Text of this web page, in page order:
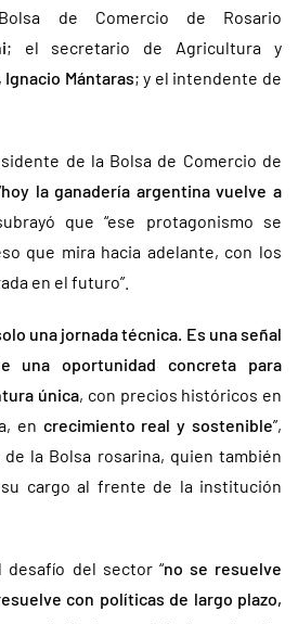
de Comercio de Rosario
; el secretario de Agricultura y
Ignacio Mántaras; y el intendente de
de la Bolsa de Comercio de
hoy la ganadería argentina vuelve a
que “ese protagonismo se
que mira hacia adelante, con los
en el futuro”.
una jornada técnica. Es una señal
una oportunidad concreta para
única, con precios históricos en
en crecimiento real y sostenible”,
la Bolsa rosarina, quien también
cargo al frente de la institución
del sector “no se resuelve
con políticas de largo plazo,